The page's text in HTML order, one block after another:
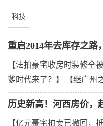
科技
重启2014年去库存之路
【法拍豪宅收房时装修全
爹时代来了？】
【继广州
历史新高！河西房价，
【亿元豪宅拍卖已撤回，